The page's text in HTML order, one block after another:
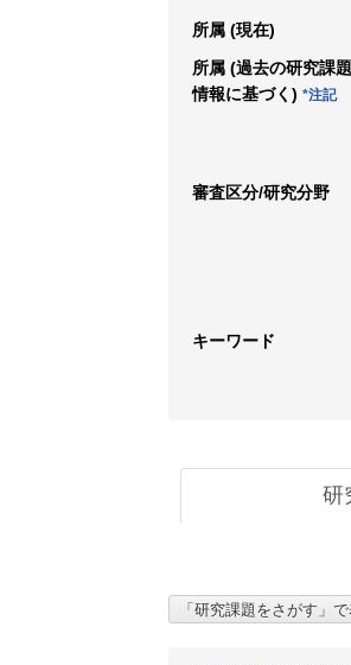
所属 (現在)
所属 (過去の研究課題
情報に基づく) *注記
審査区分/研究分野
キーワード
研